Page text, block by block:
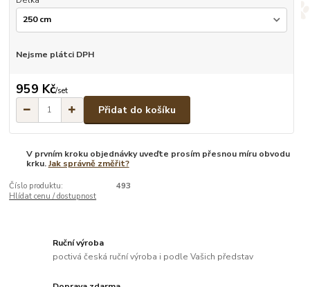
Nejsme plátci DPH
959 Kč/set
Přidat do košíku
V prvním kroku objednávky uveďte prosím přesnou míru obvodu
krku.Jak správně změřit?
Číslo produktu:
493
Hlídat cenu / dostupnost
Ruční výroba
poctivá česká ruční výroba i podle Vašich představ